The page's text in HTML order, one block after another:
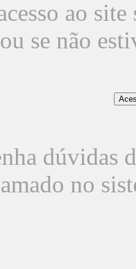
ao
ou se não
dúvidas
no